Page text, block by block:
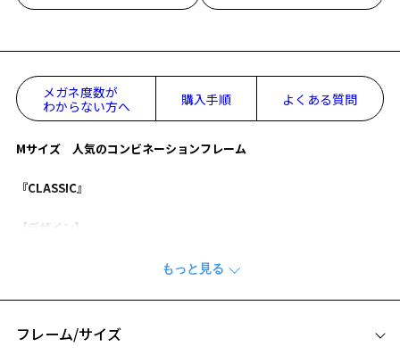
メガネ度数が
わからない方へ
購入手順 よくある質問
Mサイズ 人気のコンビネーションフレーム
『CLASSIC』
【デザイン】
細めのフロントと太めのテンプルがシックで落ち着いた印象に。
男女問わずお使いいただけます。
【スタイリングポイント】
フレーム/サイズ